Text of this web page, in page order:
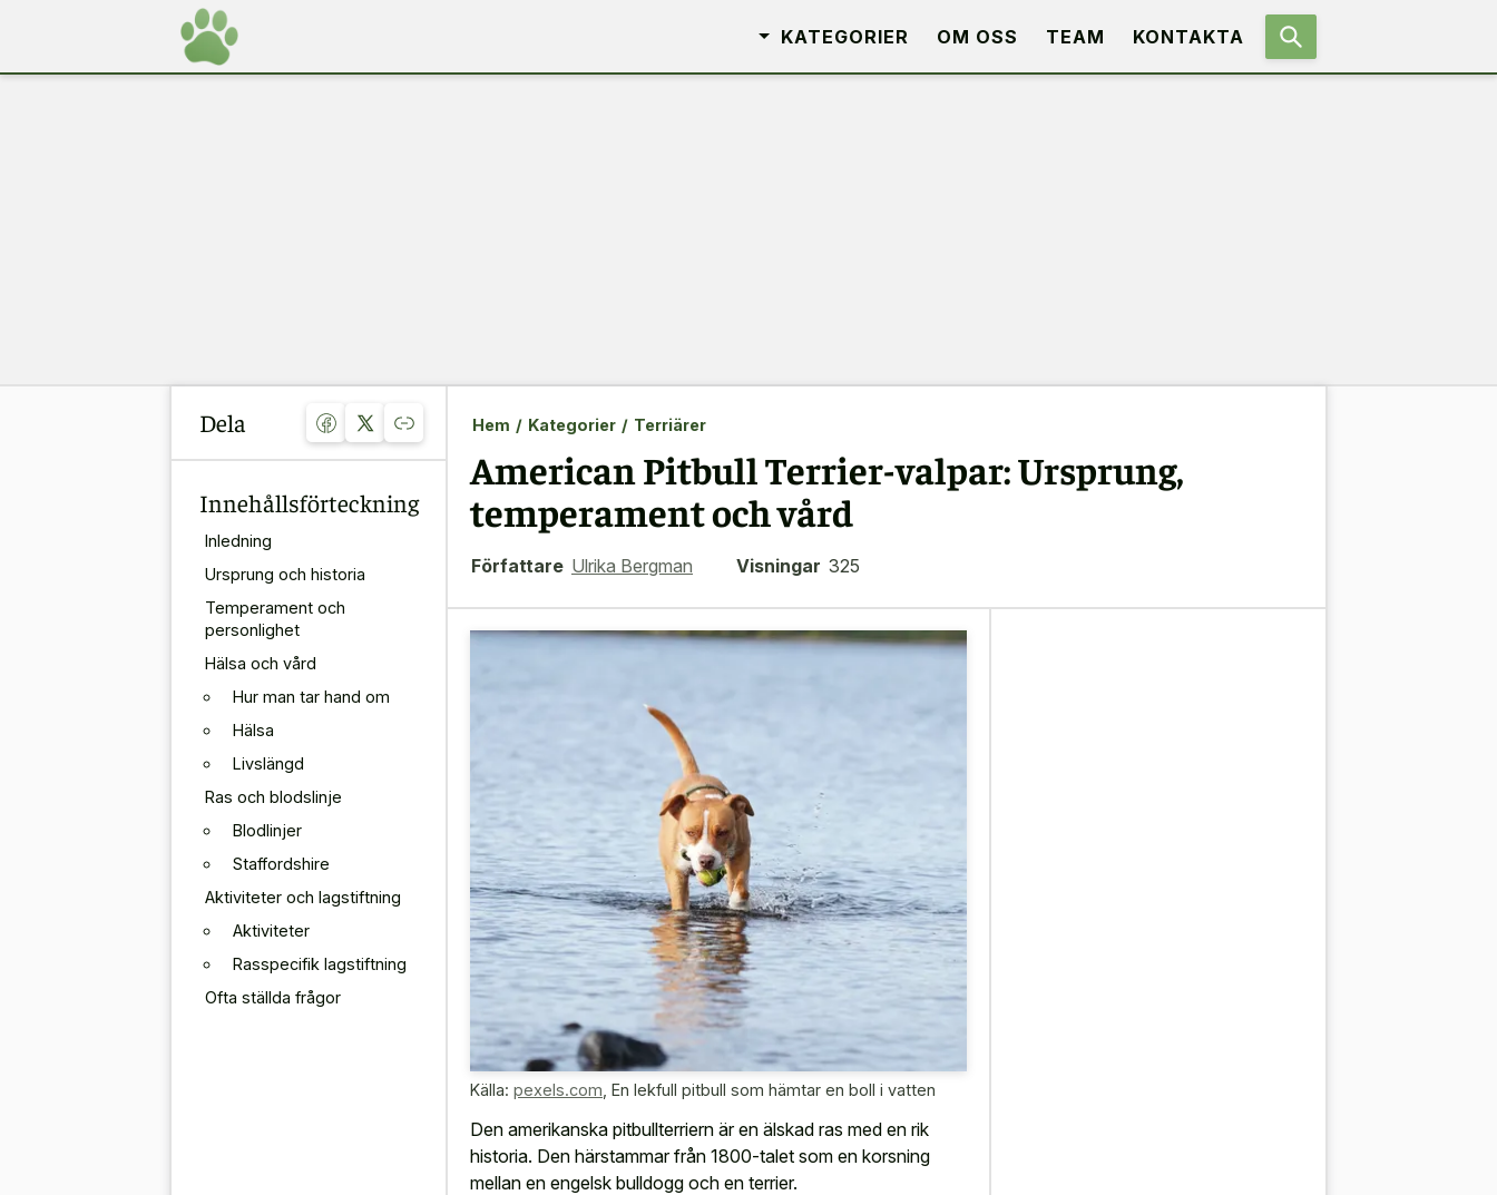
KATEGORIER OM OSS TEAM KONTAKTA
Dela
Innehållsförteckning
Inledning
Ursprung och historia
Temperament och
personlighet
Hälsa och vård
Hur man tar hand om
Hälsa
Livslängd
Ras och blodslinje
Blodlinjer
Staffordshire
Aktiviteter och lagstiftning
Aktiviteter
Rasspecifik lagstiftning
Ofta ställda frågor
Hem / Kategorier / Terriärer
American Pitbull Terrier-valpar: Ursprung,
temperament och vård
Författare Ulrika Bergman Visningar 325
Källa: pexels.com En lekfull pitbull som hämtar en boll i vatten
Den amerikanska pitbullterriern är en älskad ras med en rik
historia. Den härstammar från 1800-talet som en korsning
mellan en engelsk bulldogg och en terrier.